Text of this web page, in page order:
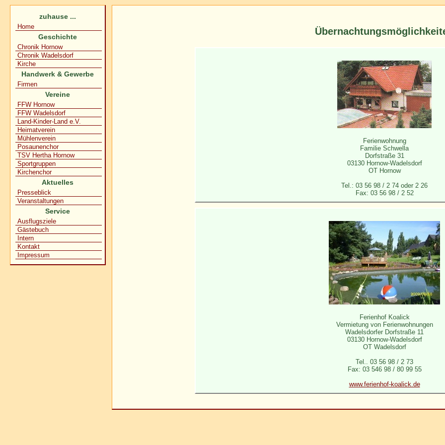
zuhause ...
Home
Geschichte
Chronik Hornow
Chronik Wadelsdorf
Kirche
Handwerk & Gewerbe
Firmen
Vereine
FFW Hornow
FFW Wadelsdorf
Land-Kinder-Land e.V.
Heimatverein
Mühlenverein
Posaunenchor
TSV Hertha Hornow
Sportgruppen
Kirchenchor
Aktuelles
Presseblick
Veranstaltungen
Service
Ausflugsziele
Gästebuch
Intern
Kontakt
Impressum
Ferienwohnung
Familie Schwella
Dorfstraße 31
03130 Hornow-Wadelsdorf
OT Hornow
Tel.: 03 56 98 / 2 74 oder 2 26
Fax: 03 56 98 / 2 52
Ferienhof Koalick
Vermietung von Ferienwohnungen
Wadelsdorfer Dorfstraße 11
03130 Hornow-Wadelsdorf
OT Wadelsdorf
Tel.. 03 56 98 / 2 73
Fax: 03 546 98 / 80 99 55
www.ferienhof-koalick.de